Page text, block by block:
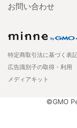
お問い合わせ
特定商取引法に基づく表
広告識別子の取得・利用
メディアキット
©GMO